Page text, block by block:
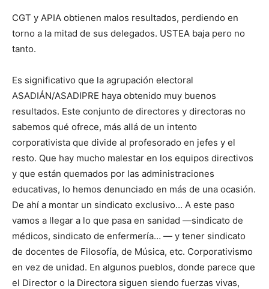
CGT y APIA obtienen malos resultados, perdiendo en
torno a la mitad de sus delegados. USTEA baja pero no
tanto.
Es significativo que la agrupación electoral
ASADIÁN/ASADIPRE haya obtenido muy buenos
resultados. Este conjunto de directores y directoras no
sabemos qué ofrece, más allá de un intento
corporativista que divide al profesorado en jefes y el
resto. Que hay mucho malestar en los equipos directivos
y que están quemados por las administraciones
educativas, lo hemos denunciado en más de una ocasión.
De ahí a montar un sindicato exclusivo… A este paso
vamos a llegar a lo que pasa en sanidad —sindicato de
médicos, sindicato de enfermería… — y tener sindicato
de docentes de Filosofía, de Música, etc. Corporativismo
en vez de unidad. En algunos pueblos, donde parece que
el Director o la Directora siguen siendo fuerzas vivas,